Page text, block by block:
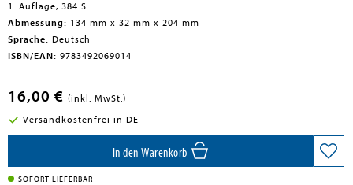
1. Auflage, 384 S.
Abmessung: 134 mm x 32 mm x 204 mm
Sprache: Deutsch
ISBN/EAN: 9783492069014
16,00 € (inkl. MwSt.)
Versandkostenfrei in DE
In den Warenkorb
SOFORT LIEFERBAR